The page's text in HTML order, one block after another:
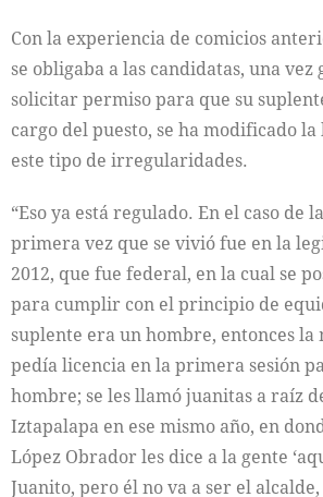
Con la experiencia de comicios
se obligaba a las candidatas, una vez
solicitar permiso para que su
cargo del puesto, se ha modificado
este tipo de irregularidades.
“Eso ya está regulado. En el caso de
primera vez que se vivió fue en la
2012, que fue federal, en la cual se
para cumplir con el principio de
suplente era un hombre, entonces
pedía licencia en la primera sesión
hombre; se les llamó juanitas a raíz
Iztapalapa en ese mismo año, en
López Obrador les dice a la gente
Juanito, pero él no va a ser el alcalde,